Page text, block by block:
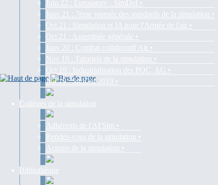
Juin 22 : Eurosatory - SimDef •
Janv 21 : 7ème journée des standards de la simulation •
Oct 21 : Simulation et IA pour l'Armée de l'air •
Oct 21 : Assemblée générale •
Janv 20 : Combat collaboratif Air •
Nov 19 : Tutoriels de la simulation •
Oct 19 : Industrialisation des POC, AG •
Juil 19 : SimDef 2019 •
Collèges de la simulation
Adhérents de l'AFSim •
Rendez-vous de la simulation •
Acteurs de la simulation •
Bibliothèque